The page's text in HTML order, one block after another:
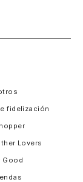
fidelización
Lovers
Good